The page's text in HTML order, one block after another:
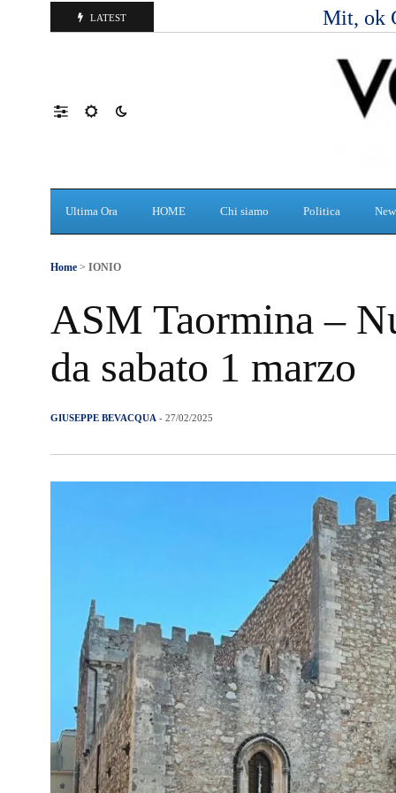
LATEST Mit, ok
Ultima Ora HOME Chi siamo Politica
Home > IONIO
ASM Taormina –
da sabato 1 marzo
GIUSEPPE BEVACQUA - 27/02/2025